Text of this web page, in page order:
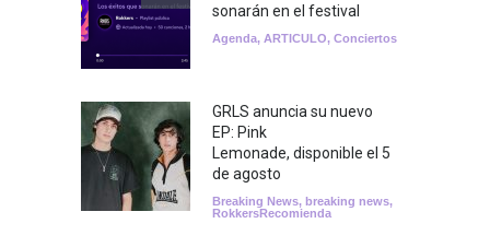
sonarán en el festival
Agenda, ARTICULO, Conciertos
GRLS anuncia su nuevo
EP: Pink
Lemonade, disponible el 5
de agosto
Breaking News, breaking news,
RokkersRecomienda